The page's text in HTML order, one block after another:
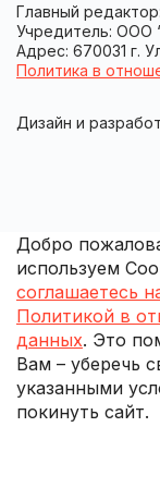
Главный
Учредитель: ООО
Адрес: 670031 г.
Политика в
Дизайн и
Добро
используем
соглашаетесь
Политикой в
данных. Это
Вам – уберечь
указанными
покинуть сайт.